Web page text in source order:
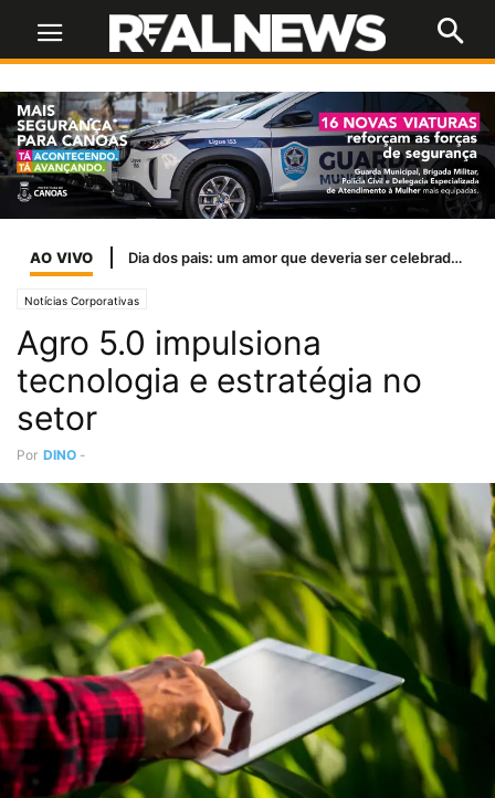
AO VIVO Inter encara o líder Palmeiras em busca de reação para sair do Z-4
Notícias Corporativas
Agro 5.0 impulsiona
tecnologia e estratégia no
setor
Por DINO -